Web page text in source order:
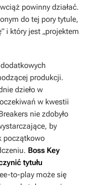
powinny działać.
do tej pory tytule,
i który jest „projektem
produkcji.
dzieło w
w kwestii
nie zdobyło
by
początkowo
Boss Key
tytułu
to-play może się